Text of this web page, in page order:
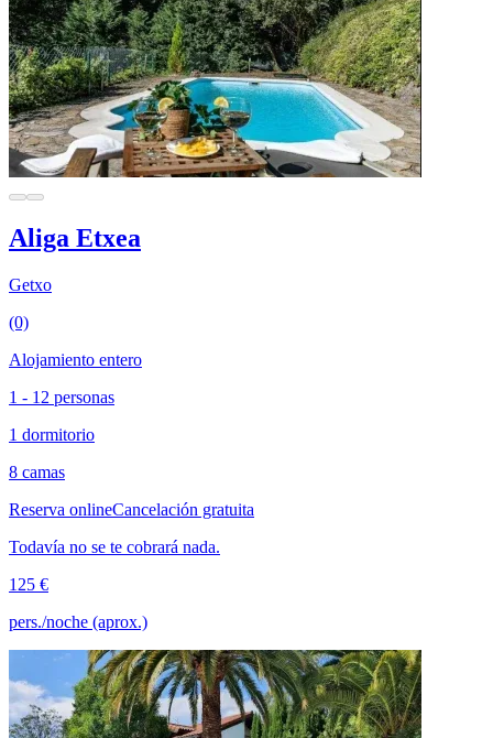
Aliga Etxea
Getxo
(0)
Alojamiento entero
1 - 12 personas
1 dormitorio
8 camas
Reserva onlineCancelación gratuita
Todavía no se te cobrará nada.
125 €
pers./noche (aprox.)